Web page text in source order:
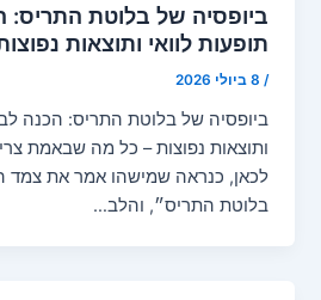
ביופסיה של בלוטת התריס:
תופעות לוואי ותוצאות
/ 8 ביולי 2026
ביופסיה של בלוטת התריס: הכנה
ותוצאות נפוצות – כל מה שבאמת
לכאן, כנראה שמישהו אמר את צמד
בלוטת התריס״, והלב…